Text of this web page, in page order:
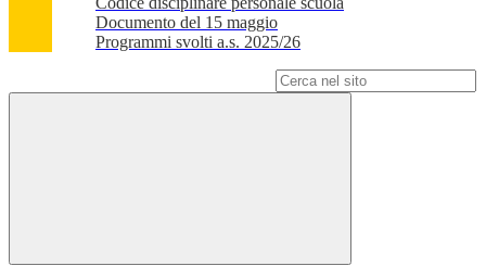
Documento del 15 maggio
Programmi svolti a.s. 2025/26